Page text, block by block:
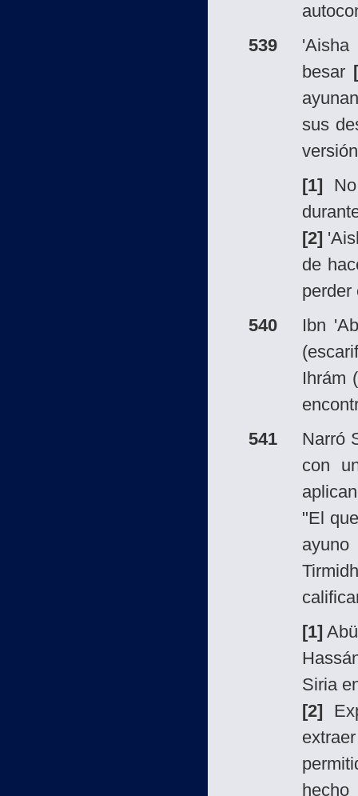
539
'Aisha
besar
sus
[1]
[2]
de
perder
540
Ibn
Ihrám
541
Narró
con
"El
[1]
Siria
[2]